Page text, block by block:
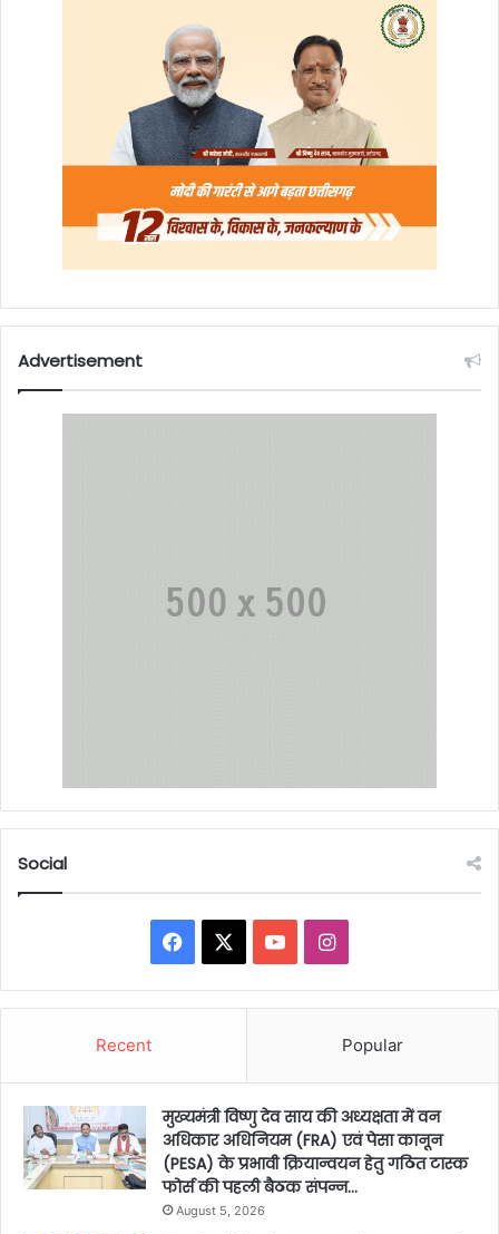
Advertisement
Social
Facebook YouTubeInstagram
Recent Popular
मुख्यमंत्री विष्णु देव साय की अध्यक्षता में वन
अधिकार अधिनियम (FRA) एवं पेसा कानून
(PESA) के प्रभावी क्रियान्वयन हेतु गठित टास्क
फोर्स की पहली बैठक संपन्न…
August 5, 2026